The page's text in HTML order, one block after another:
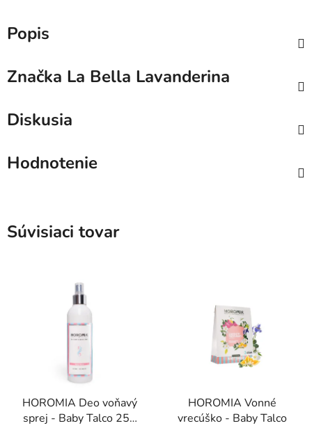
Popis
Značka La Bella Lavanderina
Diskusia
Hodnotenie
Súvisiaci tovar
HOROMIA Deo voňavý
sprej - Baby Talco 250
HOROMIA Vonné
vrecúško - Baby Talco